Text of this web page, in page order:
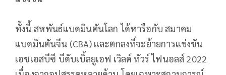
ทั้งนี้ สหพันธ์แบดมินตันโลก ได้หารือกับ สมาคม
แบดมินตันจีน (CBA) และตกลงที่จะย้ายการแข่งขัน
เอชเอสบีซี บีดับเบิ้ลยูเอฟ เวิลด์ ทัวร์ ไฟนอลส์ 2022